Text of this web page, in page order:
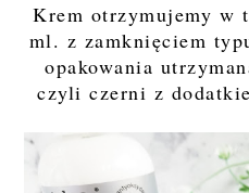
Krem otrzymujemy w
ml. z zamknięciem
opakowania
czyli czerni z